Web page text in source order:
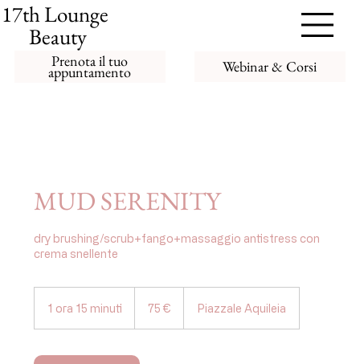
17th Lounge
Beauty
Prenota il tuo
appuntamento Webinar & Corsi
MUD SERENITY
dry brushing/scrub+fango+massaggio antistress con
crema snellente
1 ora 15 minuti
1
75 € Piazzale Aquileia